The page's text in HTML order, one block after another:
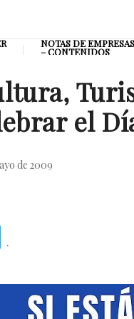
NOTAS DE EMPRESAS
– CONTENIDOS
el
de 2009
.